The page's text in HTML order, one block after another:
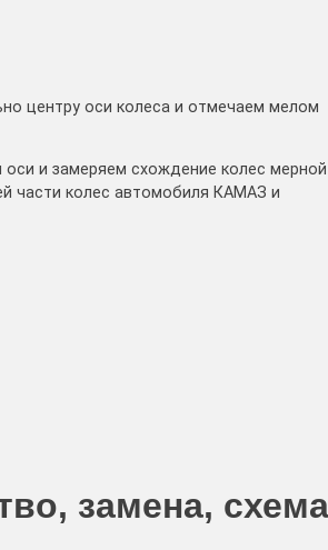
центру оси колеса и отмечаем мелом
и замеряем схождение колес мерной
части колес автомобиля КАМАЗ и
замена, схема